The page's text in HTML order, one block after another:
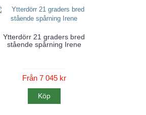
Ytterdörr 21 graders bred
stående spårning Irene
Från 7 045 kr
Köp